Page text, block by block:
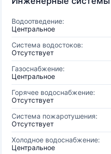
Водоотведение:
Центральное
Система водостоков:
Отсутствует
Газоснабжение:
Центральное
Горячее водоснабжение:
Отсутствует
Система пожаротушения:
Отсутствует
Холодное водоснабжение:
Центральное